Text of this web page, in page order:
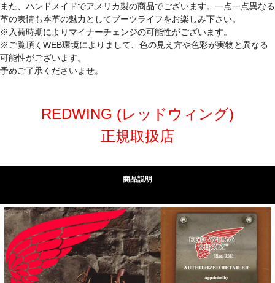
また、ハンドメイドでアメリカ製の商品でございます。一点一点異なる
革の表情も本革の魅力としてブーツライフをお楽しみ下さい。
※入荷時期によりマイナーチェンジの可能性がございます。
※ご覧頂くWEB環境によりまして、色の見え方や色彩が実物と異なる
可能性がございます。
予めご了承くださいませ。
REDWING (レッドウィング)
正規取扱店
商品説明